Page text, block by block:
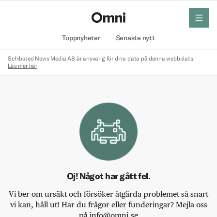
Toppnyheter Senaste nytt
meny
Schibsted News Media AB är ansvarig för dina data på denna webbplats.
Läs mer här
Oj! Något har gått fel.
Vi ber om ursäkt och försöker åtgärda problemet så snart
vi kan, håll ut! Har du frågor eller funderingar? Mejla oss